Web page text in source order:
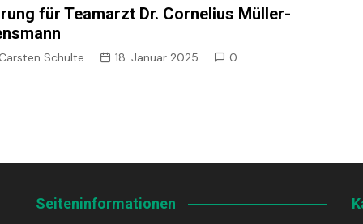
für Teamarzt Dr. Cornelius Müller-
Carsten Schulte 18. Januar 2025 0
Seiteninformationen